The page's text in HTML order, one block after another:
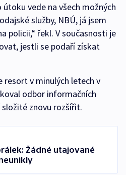
vede na všech možných
služby, NBÚ, já jsem
policii,“ řekl. V současnosti je
jestli se podaří získat
resort v minulých letech v
odbor informačních
znovu rozšířit.
Žádné utajované